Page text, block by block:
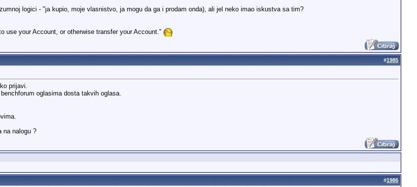
logici - "ja kupio, moje vlasnistvo, ja mogu da ga i prodam onda), ali jel neko imao iskustva sa tim?
use your Account, or otherwise transfer your Account."
#1985
prijavi.
oglasima dosta takvih oglasa.
na nalogu ?
#1986